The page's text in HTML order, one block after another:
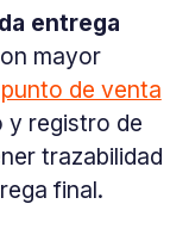
entrega
mayor
punto de venta
y registro de
trazabilidad
final.